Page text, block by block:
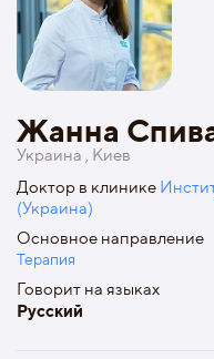
Жанна
Украина , Киев
Доктор в клинике
(Украина)
Основное направление
Терапия
Говорит на языках
Русский